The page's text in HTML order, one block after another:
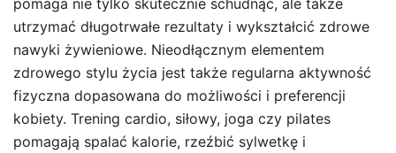
pomaga nie tylko skutecznie schudnąć, ale także
utrzymać długotrwałe rezultaty i wykształcić zdrowe
nawyki żywieniowe. Nieodłącznym elementem
zdrowego stylu życia jest także regularna aktywność
fizyczna dopasowana do możliwości i preferencji
kobiety. Trening cardio, siłowy, joga czy pilates
pomagają spalać kalorie, rzeźbić sylwetkę i